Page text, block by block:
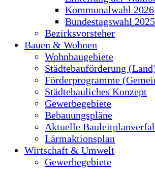
Kommunalwahl 2026
Bundestagswahl 2025
Bezirksvorsteher
Bauen & Wohnen
Wohnbaugebiete
Städtebauförderung
Förderprogramme
Städtebauliches Konzept
Gewerbegebiete
Bebauungspläne
Aktuelle
Lärmaktionsplan
Wirtschaft & Umwelt
Gewerbegebiete